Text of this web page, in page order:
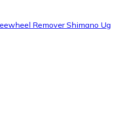
Remover Shimano Ug